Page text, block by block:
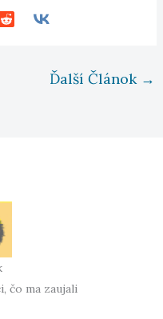
Ďalší Článok →
čo ma zaujali